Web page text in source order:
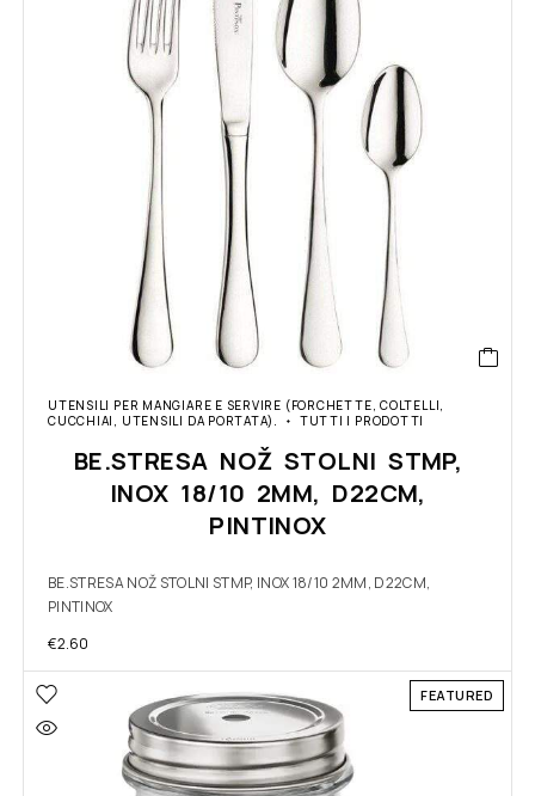
UTENSILI PER MANGIARE E SERVIRE (FORCHETTE, COLTELLI,
CUCCHIAI, UTENSILI DA PORTATA).
TUTTI I PRODOTTI
BE.STRESA NOŽ STOLNI STMP,
INOX 18/10 2MM, D22CM,
PINTINOX
BE.STRESA NOŽ STOLNI STMP, INOX 18/10 2MM, D22CM,
PINTINOX
€2.60
FEATURED